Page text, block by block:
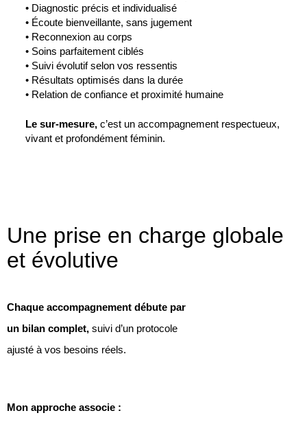
• Diagnostic précis et individualisé
• Écoute bienveillante, sans jugement
• Reconnexion au corps
• Soins parfaitement ciblés
• Suivi évolutif selon vos ressentis
• Résultats optimisés dans la durée
• Relation de confiance et proximité humaine
Le sur-mesure, c’est un accompagnement respectueux,
vivant et profondément féminin.
Une prise en charge globale
et évolutive
Chaque accompagnement débute par
un bilan complet, suivi d’un protocole
ajusté à vos besoins réels.
Mon approche associe :